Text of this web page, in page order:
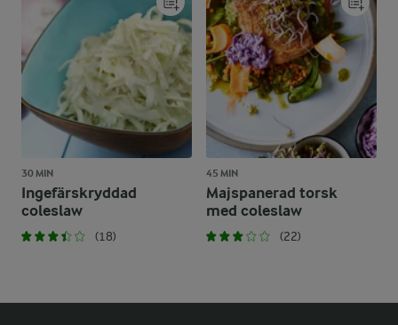
30 MIN
Ingefärskryddad
coleslaw
(18)
45 MIN
Majspanerad torsk
med coleslaw
(22)